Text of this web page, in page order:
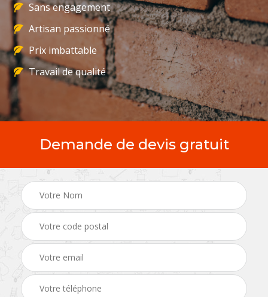
Sans engagement
Artisan passionné
Prix imbattable
Travail de qualité
Demande de devis gratuit